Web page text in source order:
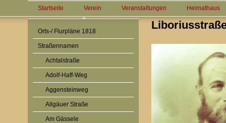
Startseite Verein Veranstaltungen Heimathaus
Orts-/ Flurpläne 1818
Straßennamen
Achtalstraße
Adolf-Haff-Weg
Aggensteinweg
Allgäuer Straße
Am Gässele